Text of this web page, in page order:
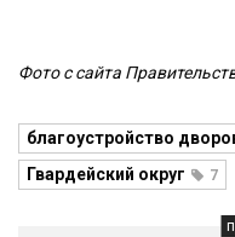
Фото с сайта
благоустройство
Гвардейский округ 7